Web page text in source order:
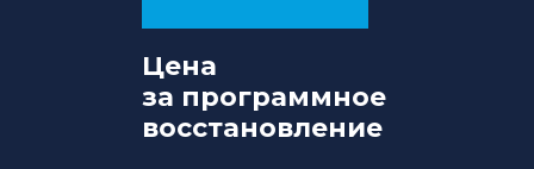
Цена
за программное
восстановление